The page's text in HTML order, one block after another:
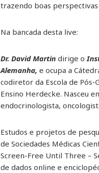
trazendo boas
Na bancada desta live:
Dr. David Martin dirige o
Alemanha, e ocupa a
codiretor da Escola de
Ensino Herdecke. Nasceu
endocrinologista,
Estudos e projetos de
de Sociedades Médicas
Screen-Free Until Three –
de dados online e